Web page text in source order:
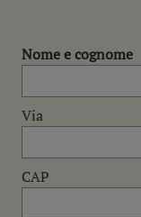
Nome e cognome
Via
CAP